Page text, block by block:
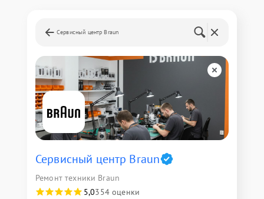
Сервисный центр Braun
Сервисный центр Braun
Ремонт техники Braun
5,0354 оценки